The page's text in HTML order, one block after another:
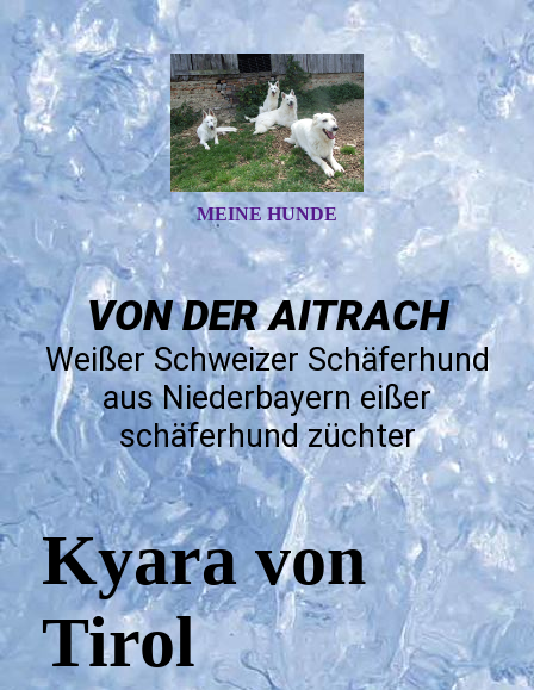
MEINE HUNDE
VON DER AITRACH
Weißer Schweizer Schäferhund
aus Niederbayerneißer
schäferhund züchter
Kyara von
Tirol